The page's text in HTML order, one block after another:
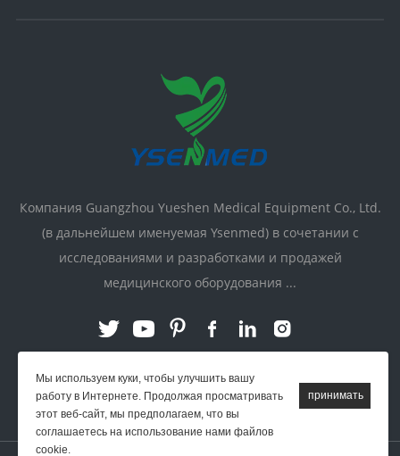
Мы используем куки, чтобы улучшить вашу
работу в Интернете. Продолжая просматривать
этот веб-сайт, мы предполагаем, что вы
соглашаетесь на использование нами файлов
cookie.
Компания Guangzhou Yueshen Medical Equipment Co., Ltd.
(в дальнейшем именуемая Ysenmed) в сочетании с
исследованиями и разработками и продажей
медицинского оборудования ...
связь: